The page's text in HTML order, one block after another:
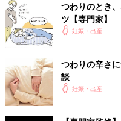
つわりのとき
ツ【専門家】
妊娠・出産
つわりの辛さ
談
妊娠・出産